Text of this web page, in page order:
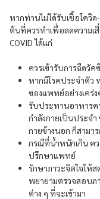
หากท่านไม่ได้รับเชื้อโควิ
ต้นที่ควรทำเพื่อลดความเสี่
COVID ได้แก่
ควรเข้ารับการฉีดวัค
หากมีโรคประจำตัว
ของแพทย์อย่างเคร่
รับประทานอาหารค
กำลังกายเป็นประจำ
กายข้างนอก ก็สามา
กรณีที่น้ำหนักเกิน ค
ปรึกษาแพทย์
รักษาภาวะจิตใจให้
พยายามตรวจสอบภ
ต่าง ๆ ที่จะเข้ามา